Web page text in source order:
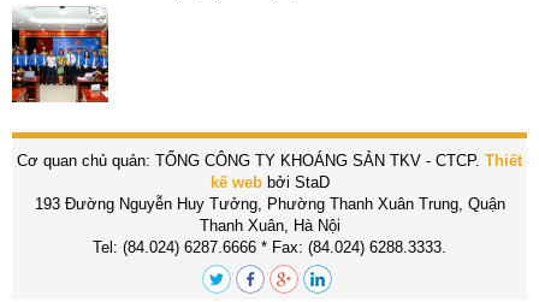
nhiệm kỳ 2022-2027
Cơ quan chủ quản: TỔNG CÔNG TY KHOÁNG SẢN TKV - CTCP. Thiết
kế webbởi StaD
193 Đường Nguyễn Huy Tưởng, Phường Thanh Xuân Trung, Quận
Thanh Xuân, Hà Nội
Tel: (84.024) 6287.6666 * Fax: (84.024) 6288.3333.